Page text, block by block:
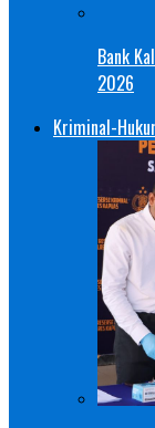
Bank
2026
Kriminal-